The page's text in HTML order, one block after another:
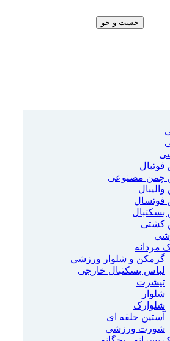
جست و جو
چمن مصنوعی
کشتی
مردانه
گرمکن و شلوار ورزشی
لباس بسکتبال خارجی
تیشرت
شلوار
شلوارک
آستین حلقه ای
شورت ورزشی